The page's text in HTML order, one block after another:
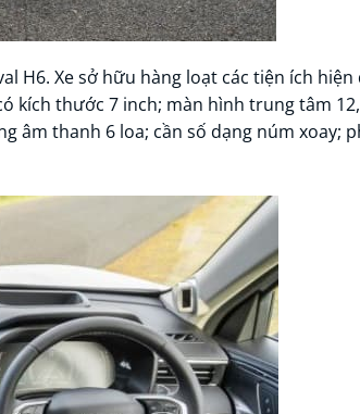
H6. Xe sở hữu hàng loạt các tiện ích hiện
kích thước 7 inch; màn hình trung tâm
âm thanh 6 loa; cần số dạng núm xoay;